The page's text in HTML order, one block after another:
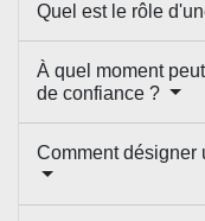
Quel est le rôle
À quel moment
de confiance ?
Comment désigner